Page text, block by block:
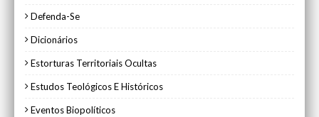
Defenda-Se
Dicionários
Estorturas Territoriais Ocultas
Estudos Teológicos E Históricos
Eventos Biopolíticos